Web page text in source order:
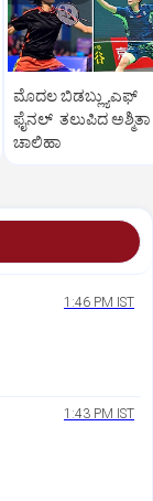
ಮೊದಲ ಬಿಡಬ್ಲ್ಯುಎಫ್‌
ಫೈನಲ್‌ ತಲುಪಿದ ಅಶ್ಮಿತಾ
ಚಾಲಿಹಾ
1:46 PM IST
1:43 PM IST